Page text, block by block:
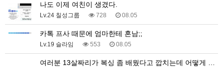
나도 이제 여친이 생겼다.
Lv.24 칠성그룹 728 08.05
카톡 프사 때문에 엄마한테 혼남;;
Lv.19 슬라임 553 08.05
여러분 13살짜리가 복싱 좀 배웠다고 깝치는데 어떻게 …